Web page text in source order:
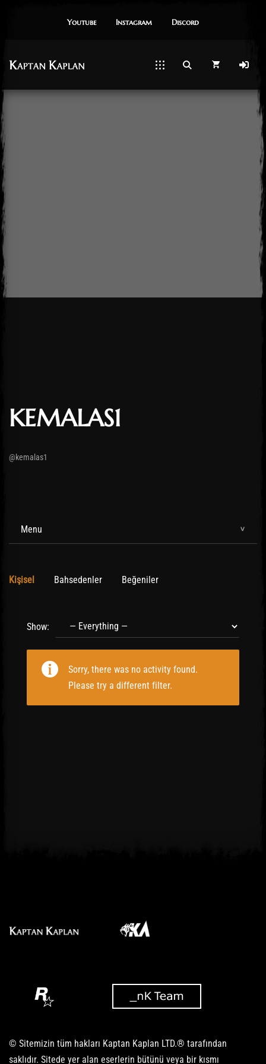
Youtube Instagram Dıscord
KEMALAS1
@kemalas1
Menu
Kişisel Bahsedenler Beğeniler
Show:
Sorry, there was no activity found.
Please try a different filter.
© Sitemizin tüm hakları Kaptan Kaplan LTD.® tarafından
saklıdır. Sitede yer alan eserlerin bütünü veya bir kısmı